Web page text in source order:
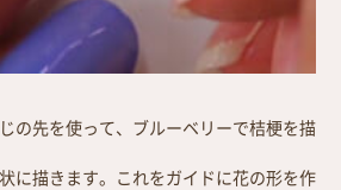
の先を使って、ブルーベリーで桔梗を描
に描きます。これをガイドに花の形を作